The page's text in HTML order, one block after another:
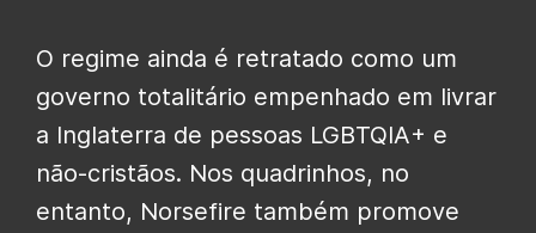
O regime ainda é retratado como um
governo totalitário empenhado em livrar
a Inglaterra de pessoas LGBTQIA+ e
não-cristãos. Nos quadrinhos, no
entanto, Norsefire também promove